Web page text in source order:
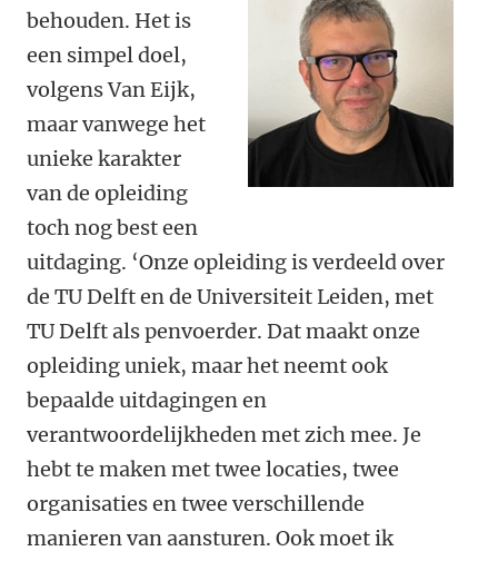
behouden. Het is
een simpel doel,
volgens Van Eijk,
maar vanwege het
unieke karakter
van de opleiding
toch nog best een
uitdaging. ‘Onze opleiding is verdeeld over
de TU Delft en de Universiteit Leiden, met
TU Delft als penvoerder. Dat maakt onze
opleiding uniek, maar het neemt ook
bepaalde uitdagingen en
verantwoordelijkheden met zich mee. Je
hebt te maken met twee locaties, twee
organisaties en twee verschillende
manieren van aansturen. Ook moet ik